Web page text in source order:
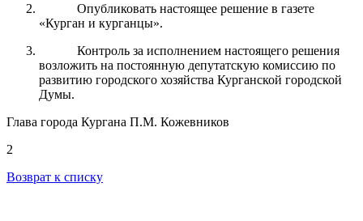
Опубликовать настоящее решение в газете
«Курган и курганцы».
Контроль за исполнением настоящего решения
возложить на постоянную депутатскую комиссию по
развитию городского хозяйства Курганской городской
Думы.
Глава города Кургана П.М. Кожевников
2
Возврат к списку